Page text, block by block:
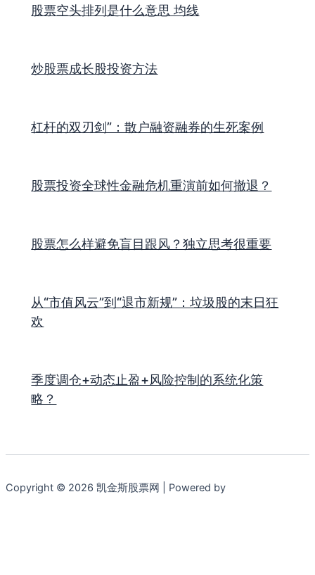
股票空头排列是什么意思 均线
炒股票成长股投资方法
杠杆的双刃剑”：散户融资融券的生死案例
股票投资全球性金融危机重演前如何撤退？
股票怎么样避免盲目跟风？独立思考很重要
从“市值风云”到“退市新规”：垃圾股的末日狂
欢
季度调仓+动态止盈+风险控制的系统化策
略？
Copyright © 2026 凯金斯股票网 | Powered by